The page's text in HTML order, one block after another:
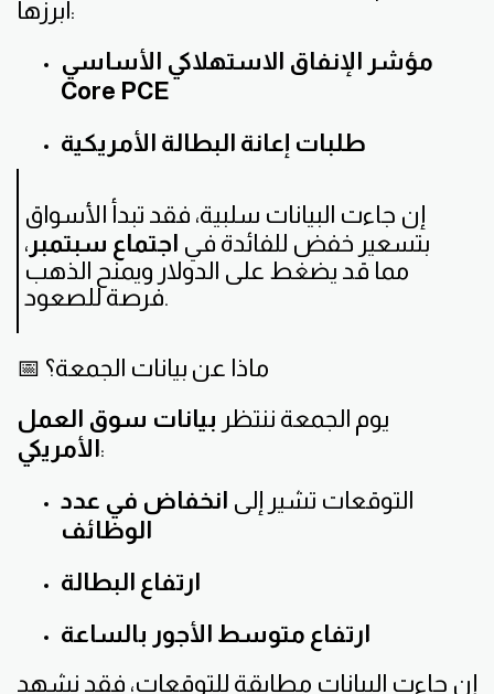
أبرزها:
مؤشر الإنفاق الاستهلاكي الأساسي
Core PCE
طلبات إعانة البطالة الأمريكية
إن جاءت البيانات سلبية، فقد تبدأ الأسواق
بتسعير خفض للفائدة في اجتماع سبتمبر ،
مما قد يضغط على الدولار ويمنح الذهب
فرصة للصعود.
📅 ماذا عن بيانات الجمعة؟
يوم الجمعة ننتظر بيانات سوق العمل
الأمريكي:
التوقعات تشير إلى انخفاض في عدد
الوظائف
ارتفاع البطالة
ارتفاع متوسط الأجور بالساعة
إن جاءت البيانات مطابقة للتوقعات، فقد نشهد